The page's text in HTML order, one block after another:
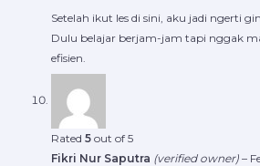
Setelah ikut les di sini, aku jadi ngerti
Dulu belajar berjam-jam tapi nggak
efisien.
Rated 5 out of 5
Fikri Nur Saputra (verified owner) –